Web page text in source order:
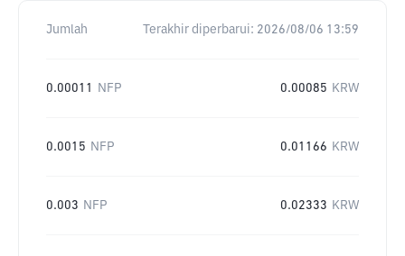
Jumlah Terakhir diperbarui: 2026/08/06 13:59
0.00011 NFP 0.00085 KRW
0.0015 NFP 0.01166 KRW
0.003 NFP 0.02333 KRW